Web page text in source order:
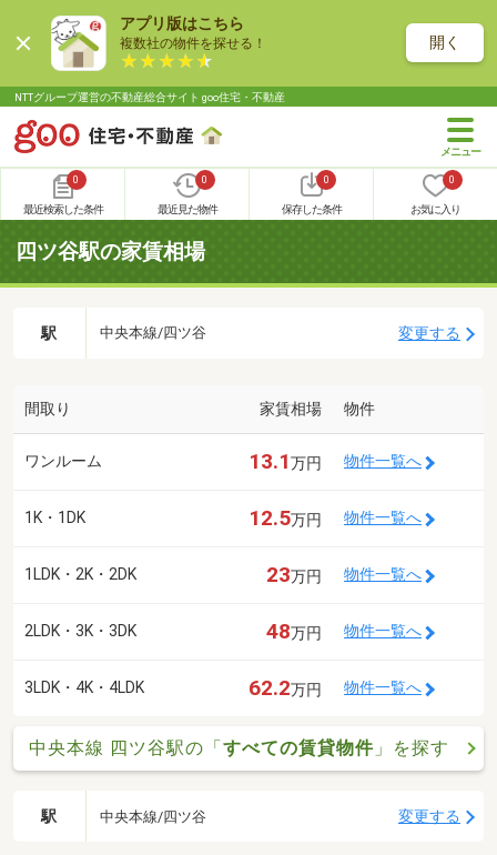
アプリ版はこちら
複数社の物件を探せる！ 開く
NTTグループ運営の不動産総合サイト goo住宅・不動産
0
最近検索した条件
0
最近見た物件
0
保存した条件
0
お気に入り
四ツ谷駅の家賃相場
駅 中央本線/四ツ谷 変更する
間取り 家賃相場 物件
ワンルーム 13.1万円 物件一覧へ
1K・1DK 12.5万円 物件一覧へ
1LDK・2K・2DK 23万円 物件一覧へ
2LDK・3K・3DK 48万円 物件一覧へ
3LDK・4K・4LDK 62.2万円 物件一覧へ
中央本線 四ツ谷駅の「すべての賃貸物件 」を探す
駅 中央本線/四ツ谷 変更する